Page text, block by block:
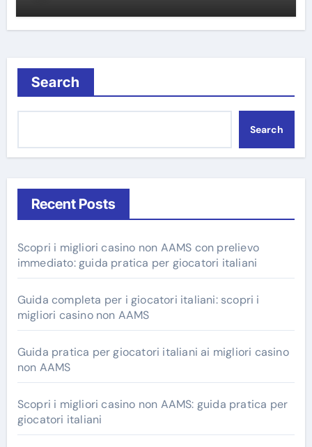
Search
Search
Recent Posts
Scopri i migliori casino non AAMS con prelievo
immediato: guida pratica per giocatori italiani
Guida completa per i giocatori italiani: scopri i
migliori casino non AAMS
Guida pratica per giocatori italiani ai migliori casino
non AAMS
Scopri i migliori casino non AAMS: guida pratica per
giocatori italiani